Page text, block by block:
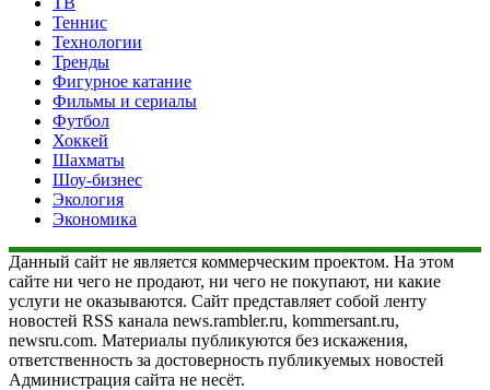
Теннис
Технологии
Тренды
Фигурное катание
Фильмы и сериалы
Футбол
Хоккей
Шахматы
Шоу-бизнес
Экология
Экономика
Данный сайт не является коммерческим проектом. На этом
сайте ни чего не продают, ни чего не покупают, ни какие
услуги не оказываются. Сайт представляет собой ленту
новостей RSS канала news.rambler.ru, kommersant.ru,
newsru.com. Материалы публикуются без искажения,
ответственность за достоверность публикуемых новостей
Администрация сайта не несёт.